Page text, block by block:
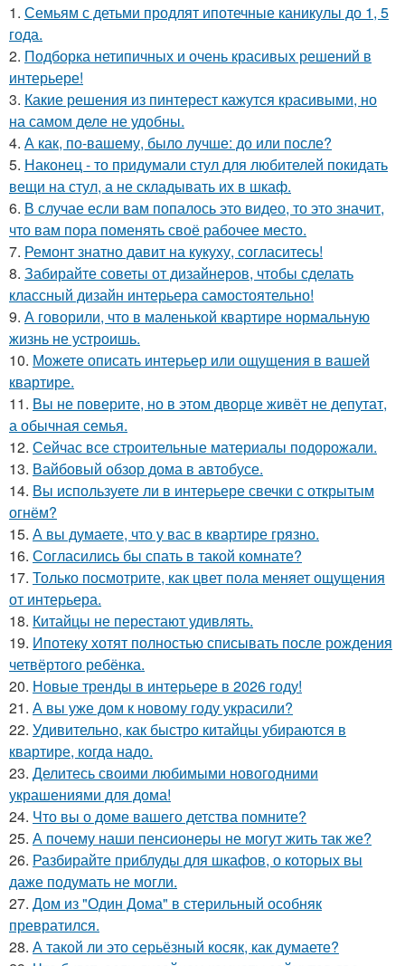
1. Семьям с детьми продлят ипотечные каникулы до 1, 5
года.
2. Подборка нетипичных и очень красивых решений в
интерьере!
3. Какие решения из пинтерест кажутся красивыми, но
на самом деле не удобны.
4. А как, по-вашему, было лучше: до или после?
5. Наконец - то придумали стул для любителей покидать
вещи на стул, а не складывать их в шкаф.
6. В случае если вам попалось это видео, то это значит,
что вам пора поменять своё рабочее место.
7. Ремонт знатно давит на кукуху, согласитесь!
8. Забирайте советы от дизайнеров, чтобы сделать
классный дизайн интерьера самостоятельно!
9. А говорили, что в маленькой квартире нормальную
жизнь не устроишь.
10. Можете описать интерьер или ощущения в вашей
квартире.
11. Вы не поверите, но в этом дворце живёт не депутат,
а обычная семья.
12. Сейчас все строительные материалы подорожали.
13. Вайбовый обзор дома в автобусе.
14. Вы используете ли в интерьере свечки с открытым
огнём?
15. А вы думаете, что у вас в квартире грязно.
16. Согласились бы спать в такой комнате?
17. Только посмотрите, как цвет пола меняет ощущения
от интерьера.
18. Китайцы не перестают удивлять.
19. Ипотеку хотят полностью списывать после рождения
четвёртого ребёнка.
20. Новые тренды в интерьере в 2026 году!
21. А вы уже дом к новому году украсили?
22. Удивительно, как быстро китайцы убираются в
квартире, когда надо.
23. Делитесь своими любимыми новогодними
украшениями для дома!
24. Что вы о доме вашего детства помните?
25. А почему наши пенсионеры не могут жить так же?
26. Разбирайте приблуды для шкафов, о которых вы
даже подумать не могли.
27. Дом из "Один Дома" в стерильный особняк
превратился.
28. А такой ли это серьёзный косяк, как думаете?